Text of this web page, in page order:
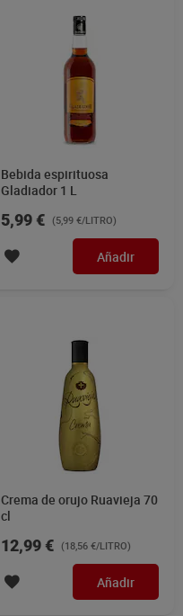
Bebida espirituosa
Gladiador 1 L
5,99 € (5,99 €/LITRO)
Añadir
Crema de orujo Ruavieja 70
cl
12,99 € (18,56 €/LITRO)
Añadir